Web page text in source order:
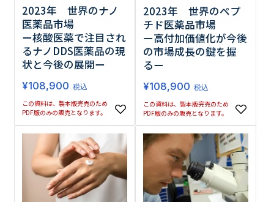
2023年 世界のナノ
医薬品市場
ー核酸医薬で注目され
るナノDDS医薬品の現
状と今後の展開ー
¥108,900 税込
この資料は、製本版完売のため
PDF版のみの販売となります。
2023年 世界のペプ
チド医薬品市場
ー高付加価値化が今後
の市場成長の鍵を握
るー
¥108,900 税込
この資料は、製本版完売のため
PDF版のみの販売となります。